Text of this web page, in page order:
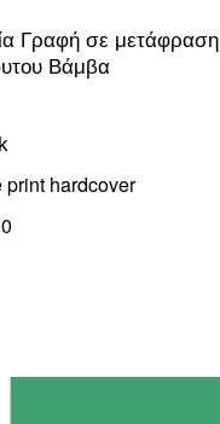
Γραφή σε μετάφραση
Βάμβα
print hardcover